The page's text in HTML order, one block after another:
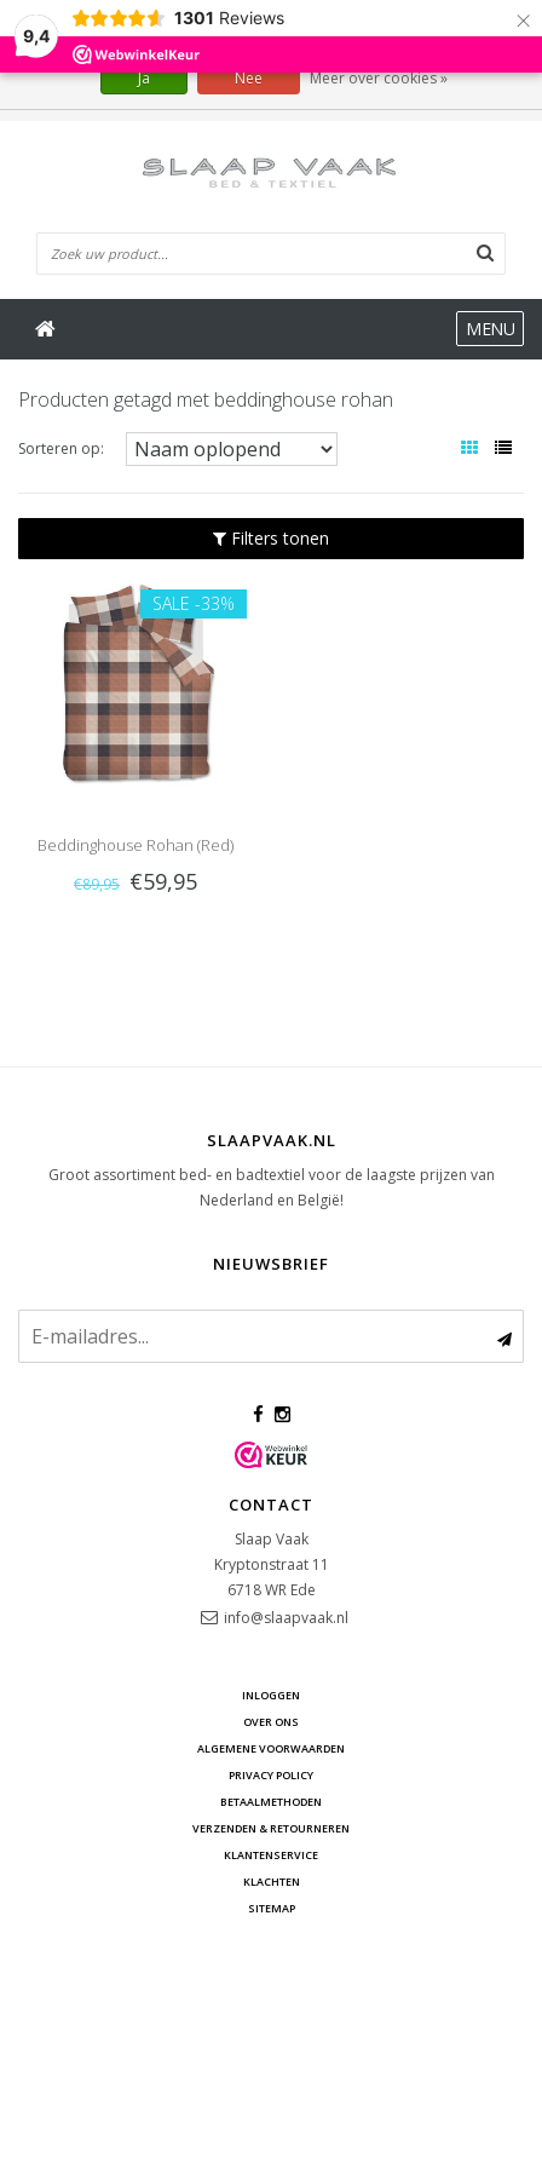
9,4
1301 Reviews ×
MENU
Producten getagd met beddinghouse rohan
Sorteren op:
Filters tonen
SALE -33%
Beddinghouse Rohan (Red)
€89,95 €59,95
SLAAPVAAK.NL
Groot assortiment bed- en badtextiel voor de laagste prijzen van
Nederland en België!
NIEUWSBRIEF
CONTACT
Slaap Vaak
Kryptonstraat 11
6718 WR Ede
info@slaapvaak.nl
INLOGGEN
OVER ONS
ALGEMENE VOORWAARDEN
PRIVACY POLICY
BETAALMETHODEN
VERZENDEN & RETOURNEREN
KLANTENSERVICE
KLACHTEN
SITEMAP
Wij slaan cookies op om onze website te verbeteren. Is dat akkoord?
Ja Nee Meer over cookies »